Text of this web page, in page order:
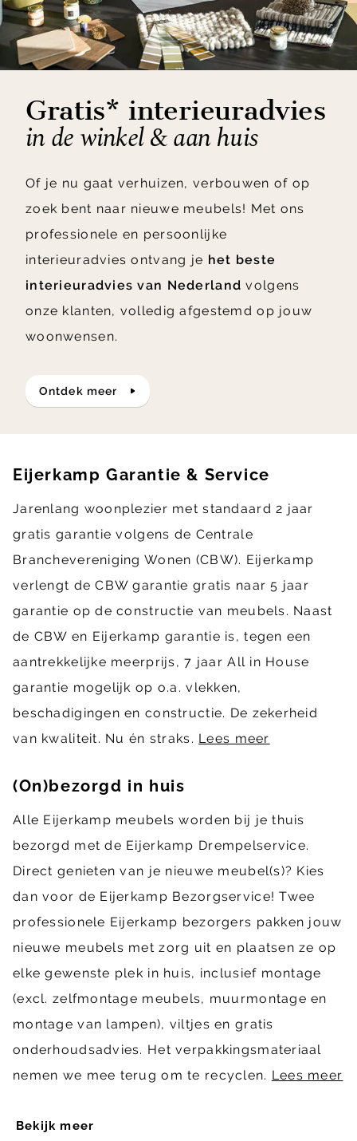
Gratis* interieuradvies
in de winkel & aan huis
Of je nu gaat verhuizen, verbouwen of op
zoek bent naar nieuwe meubels! Met ons
professionele en persoonlijke
interieuradvies ontvang je het beste
interieuradvies van Nederland volgens
onze klanten, volledig afgestemd op jouw
woonwensen.
ontdek meer
Bekijk meer
Eijerkamp Garantie & Service
Jarenlang woonplezier met standaard 2 jaar
gratis garantie volgens de Centrale
Branchevereniging Wonen (CBW). Eijerkamp
verlengt de CBW garantie gratis naar 5 jaar
garantie op de constructie van meubels. Naast
de CBW en Eijerkamp garantie is, tegen een
aantrekkelijke meerprijs, 7 jaar All in House
garantie mogelijk op o.a. vlekken,
beschadigingen en constructie. De zekerheid
van kwaliteit. Nu én straks. Lees meer
(On)bezorgd in huis
Alle Eijerkamp meubels worden bij je thuis
bezorgd met de Eijerkamp Drempelservice.
Direct genieten van je nieuwe meubel(s)? Kies
dan voor de Eijerkamp Bezorgservice! Twee
professionele Eijerkamp bezorgers pakken jouw
nieuwe meubels met zorg uit en plaatsen ze op
elke gewenste plek in huis, inclusief montage
(excl. zelfmontage meubels, muurmontage en
montage van lampen), viltjes en gratis
onderhoudsadvies. Het verpakkingsmateriaal
nemen we mee terug om te recyclen. Lees meer